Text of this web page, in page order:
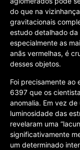
do que na
gravitacionais
estudo detalhado da
especialmente as
anãs vermelhas, é
desses objetos.
Foi precisamente ao
6397 que os
anomalia. Em vez
luminosidade das
revelaram uma
significativamente
um determinado